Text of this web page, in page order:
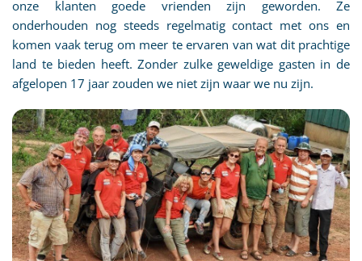
onze klanten goede vrienden zijn geworden. Ze
onderhouden nog steeds regelmatig contact met ons en
komen vaak terug om meer te ervaren van wat dit prachtige
land te bieden heeft. Zonder zulke geweldige gasten in de
afgelopen 17 jaar zouden we niet zijn waar we nu zijn.